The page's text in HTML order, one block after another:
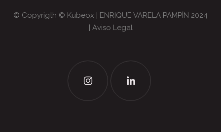
© Copyrigth © Kubeox | ENRIQUE VARELA PAMPÍN 2024
| Aviso Legal